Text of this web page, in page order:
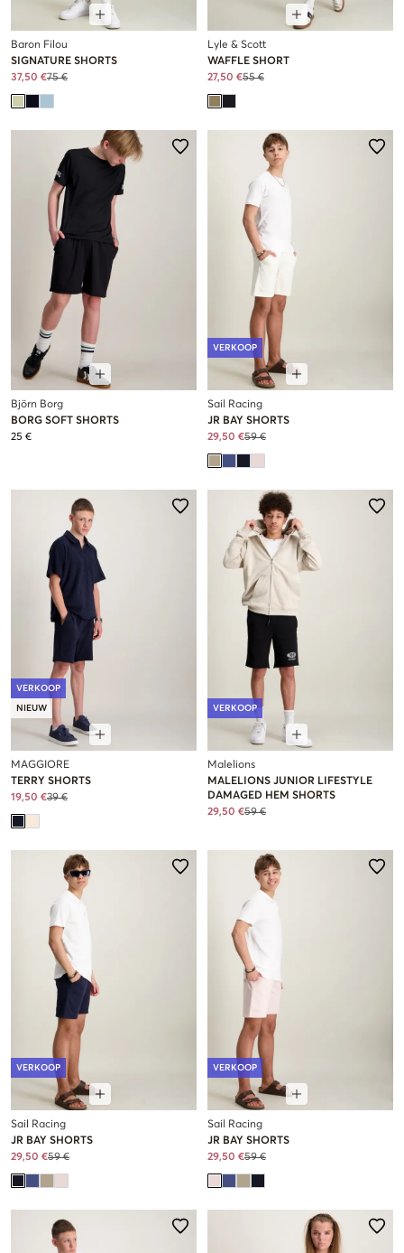
Baron Filou
SIGNATURE SHORTS
37,50 €75 €
Lyle & Scott
WAFFLE SHORT
27,50 €55 €
Björn Borg
BORG SOFT SHORTS
25 €
VERKOOP
Sail Racing
JR BAY SHORTS
29,50 €59 €
VERKOOP
NIEUW
MAGGIORE
TERRY SHORTS
19,50 €39 €
VERKOOP
Malelions
MALELIONS JUNIOR LIFESTYLE
DAMAGED HEM SHORTS
29,50 €59 €
VERKOOP
Sail Racing
JR BAY SHORTS
29,50 €59 €
VERKOOP
Sail Racing
JR BAY SHORTS
29,50 €59 €